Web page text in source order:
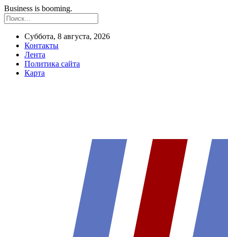
Business is booming.
Суббота, 8 августа, 2026
Контакты
Лента
Политика сайта
Карта